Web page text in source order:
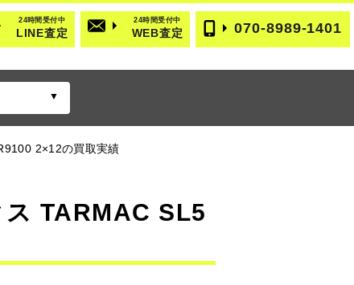
24時間受付中
LINE査定
24時間受付中
WEB査定 070-8989-1401
2×12の買取実績
ス TARMAC SL5